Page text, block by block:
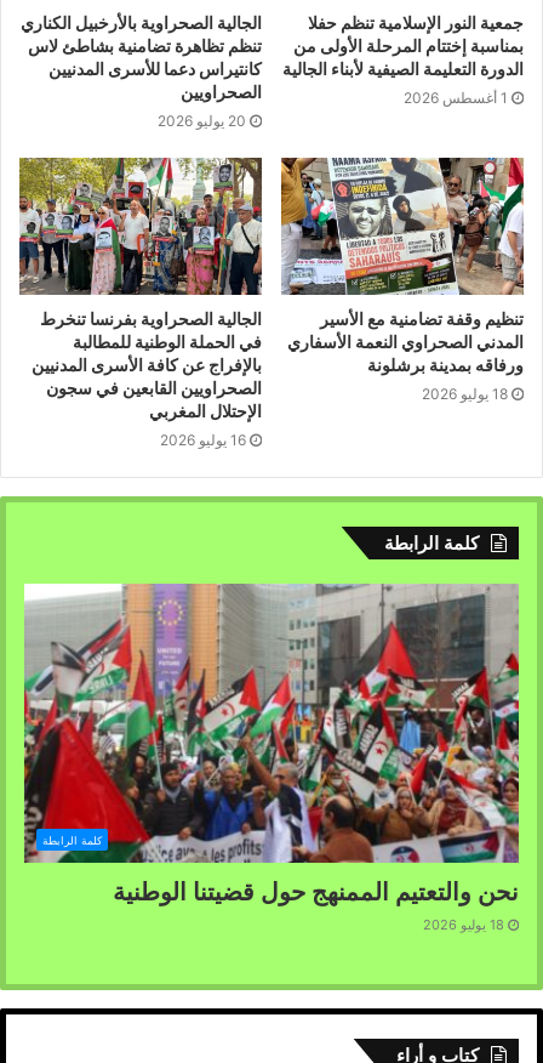
جمعية النور الإسلامية تنظم حفلا
بمناسبة إختتام المرحلة الأولى من
الدورة التعليمة الصيفية لأبناء الجالية
1 أغسطس 2026
الجالية الصحراوية بالأرخبيل الكناري
تنظم تظاهرة تضامنية بشاطئ لاس
كانتيراس دعما للأسرى المدنيين
الصحراويين
20 يوليو 2026
تنظيم وقفة تضامنية مع الأسير
المدني الصحراوي النعمة الأسفاري
ورفاقه بمدينة برشلونة
18 يوليو 2026
الجالية الصحراوية بفرنسا تنخرط
في الحملة الوطنية للمطالبة
بالإفراج عن كافة الأسرى المدنيين
الصحراويين القابعين في سجون
الإحتلال المغربي
16 يوليو 2026
كلمة الرابطة
كلمة الرابطة
نحن والتعتيم الممنهج حول قضيتنا الوطنية
18 يوليو 2026
كتاب و أراء